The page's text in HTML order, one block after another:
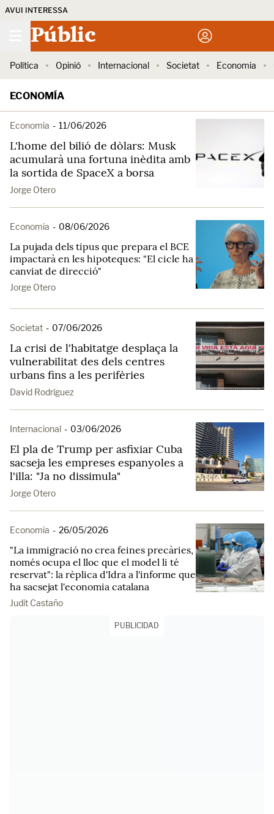
AVUI INTERESSA
Públic
Política Opinió Internacional Societat Economia
ECONOMÍA
Economia - 11/06/2026
L'home del bilió de dòlars: Musk
acumularà una fortuna inèdita amb
la sortida de SpaceX a borsa
Jorge Otero
Economia - 08/06/2026
La pujada dels tipus que prepara el BCE
impactarà en les hipoteques: "El cicle ha
canviat de direcció"
Jorge Otero
Societat - 07/06/2026
La crisi de l'habitatge desplaça la
vulnerabilitat des dels centres
urbans fins a les perifèries
David Rodríguez
Internacional - 03/06/2026
El pla de Trump per asfixiar Cuba
sacseja les empreses espanyoles a
l'illa: "Ja no dissimula"
Jorge Otero
Economia - 26/05/2026
"La immigració no crea feines precàries,
només ocupa el lloc que el model li té
reservat": la rèplica d'Idra a l'informe que
ha sacsejat l'economia catalana
Judit Castaño
PUBLICIDAD